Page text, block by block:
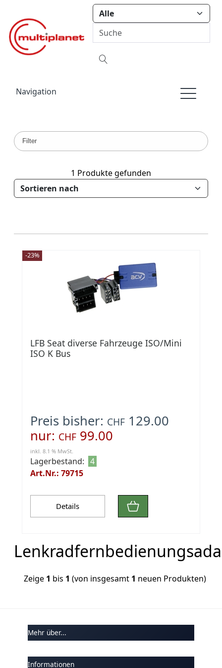
Navigation
Filter
1 Produkte gefunden
-23%
LFB Seat diverse Fahrzeuge ISO/Mini
ISO K Bus
Preis bisher: CHF 129.00
nur: CHF 99.00
inkl. 8.1 % MwSt.
Lagerbestand: 4
Art.Nr.: 79715
Details
Zeige 1 bis 1 (von insgesamt 1 neuen Produkten)
Mehr über...
Informationen